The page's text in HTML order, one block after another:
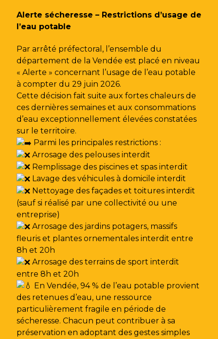
Alerte sécheresse – Restrictions d’usage de
l’eau potable
Par arrêté préfectoral, l’ensemble du
département de la Vendée est placé en niveau
« Alerte » concernant l’usage de l’eau potable
à compter du 29 juin 2026.
Cette décision fait suite aux fortes chaleurs de
ces dernières semaines et aux consommations
d’eau exceptionnellement élevées constatées
sur le territoire.
Parmi les principales restrictions :
Arrosage des pelouses interdit
Remplissage des piscines et spas interdit
Lavage des véhicules à domicile interdit
Nettoyage des façades et toitures interdit
(sauf si réalisé par une collectivité ou une
entreprise)
Arrosage des jardins potagers, massifs
fleuris et plantes ornementales interdit entre
8h et 20h
Arrosage des terrains de sport interdit
entre 8h et 20h
En Vendée, 94 % de l’eau potable provient
des retenues d’eau, une ressource
particulièrement fragile en période de
sécheresse. Chacun peut contribuer à sa
préservation en adoptant des gestes simples